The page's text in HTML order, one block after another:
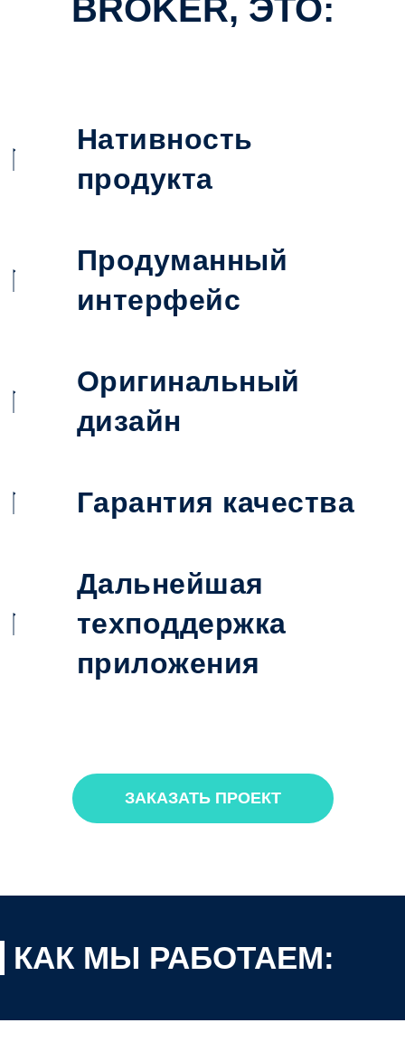
BROKER, ЭТО:
Нативность
продукта
Продуманный
интерфейс
Оригинальный
дизайн
Гарантия качества
Дальнейшая
техподдержка
приложения
ЗАКАЗАТЬ ПРОЕКТ
КАК МЫ РАБОТАЕМ: